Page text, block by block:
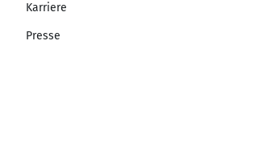
Karriere
Presse